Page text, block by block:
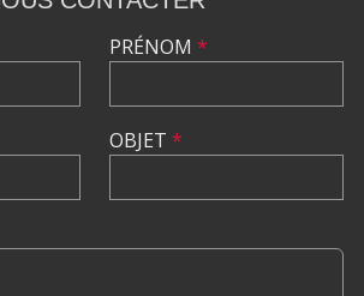
PRÉNOM *
OBJET *